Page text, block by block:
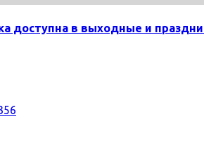
доступна в выходные и